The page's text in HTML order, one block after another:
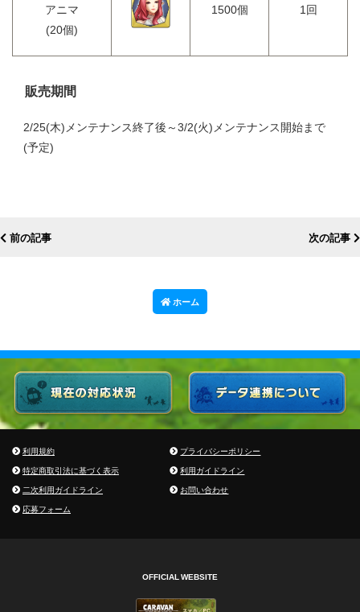
アニマ
(20個)
1500個 1回
販売期間
2/25(木)メンテナンス終了後～3/2(火)メンテナンス開始まで
(予定)
前の記事 次の記事
ホーム
利用規約
プライバシーポリシー
特定商取引法に基づく表示
利用ガイドライン
二次利用ガイドライン
お問い合わせ
応募フォーム
OFFICIAL WEBSITE